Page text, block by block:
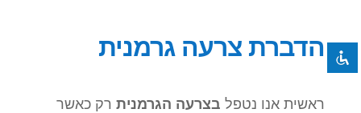
zoom_out זום (הקטנה)
remove_circle_outline
הדברת צרעה גרמנית
ראשית אנו נטפל בצרעה הגרמניתרק כאשר